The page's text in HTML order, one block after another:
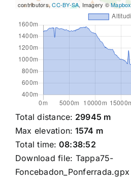
contributors,CC-BY-SA, Imagery ©Mapbox
Total distance: 29945 m
Max elevation: 1574 m
Total time: 08:38:52
Download file: Tappa75-
Foncebadon_Ponferrada.gpx